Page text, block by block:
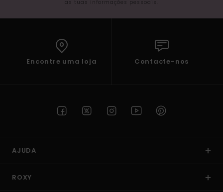
as tuas informações pessoais.
Encontre uma loja Contacte-nos
AJUDA
ROXY